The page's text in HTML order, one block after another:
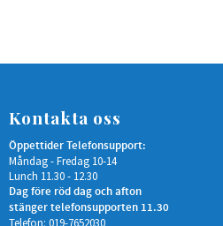
Kontakta oss
Öppettider Telefonsupport:
Måndag - Fredag 10-14
Lunch 11.30 - 12.30
Dag före röd dag och afton
stänger telefonsupporten 11.30
Telefon: 019-7652030